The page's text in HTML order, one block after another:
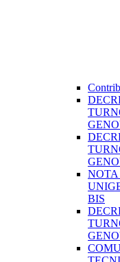
NOTA
BIS